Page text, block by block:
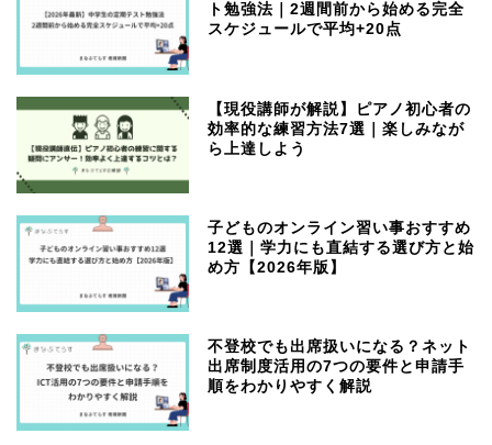
ト勉強法｜2週間前から始める完全
スケジュールで平均+20点
【現役講師が解説】ピアノ初心者の
効率的な練習方法7選｜楽しみなが
ら上達しよう
子どものオンライン習い事おすすめ
12選｜学力にも直結する選び方と始
め方【2026年版】
不登校でも出席扱いになる？ネット
出席制度活用の7つの要件と申請手
順をわかりやすく解説